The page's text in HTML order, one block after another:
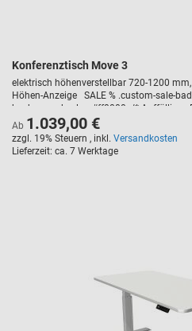
Konferenztisch Move 3
elektrisch höhenverstellbar 720-1200
Höhen-Anzeige SALE % .custom-sale-badge { display: inline-block;
background-color: #ff0000; /* Auffälliges Rot */ color: #ffffff; /*
*/ font-weight: bold; text-transform: uppercase; padding: 5px 10px; border-
Ab 1.039,00 €
zzgl. 19% Steuern , inkl. Versandkosten
Lieferzeit ca. 7 Werktage